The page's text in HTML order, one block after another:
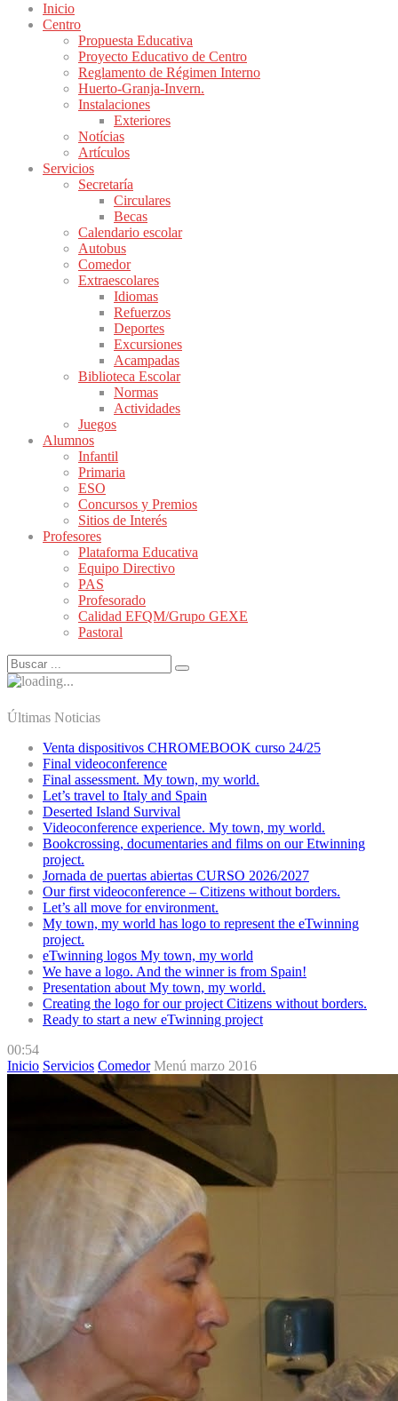
Inicio
Centro
Propuesta Educativa
Proyecto Educativo de Centro
Reglamento de Régimen Interno
Huerto-Granja-Invern.
Instalaciones
Exteriores
Notícias
Artículos
Servicios
Secretaría
Circulares
Becas
Calendario escolar
Autobus
Comedor
Extraescolares
Idiomas
Refuerzos
Deportes
Excursiones
Acampadas
Biblioteca Escolar
Normas
Actividades
Juegos
Alumnos
Infantil
Primaria
ESO
Concursos y Premios
Sitios de Interés
Profesores
Plataforma Educativa
Equipo Directivo
PAS
Profesorado
Calidad EFQM/Grupo GEXE
Pastoral
Últimas Noticias
Venta dispositivos CHROMEBOOK curso 24/25
Final videoconference
Final assessment. My town, my world.
Let’s travel to Italy and Spain
Deserted Island Survival
Videoconference experience. My town, my world.
Bookcrossing, documentaries and films on our Etwinning
project.
Jornada de puertas abiertas CURSO 2026/2027
Our first videoconference – Citizens without borders.
Let’s all move for environment.
My town, my world has logo to represent the eTwinning
project.
eTwinning logos My town, my world
We have a logo. And the winner is from Spain!
Presentation about My town, my world.
Creating the logo for our project Citizens without borders.
Ready to start a new eTwinning project
00:54
Inicio Servicios Comedor Menú marzo 2016